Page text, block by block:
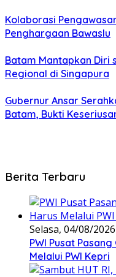
Kolaborasi
Penghargaan Bawaslu
Batam Mantapkan Diri
Regional di Singapura
Gubernur Ansar
Batam, Bukti
Berita Terbaru
Selasa, 04/08/
PWI Pusat
Melalui PWI Kepri